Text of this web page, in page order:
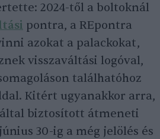
2024-től a boltoknál
pontra, a REpontra
azokat a palackokat,
visszaváltási logóval,
találhatóhoz
Kitért ugyanakkor arra,
által biztosított átmeneti
30-ig a még jelölés és